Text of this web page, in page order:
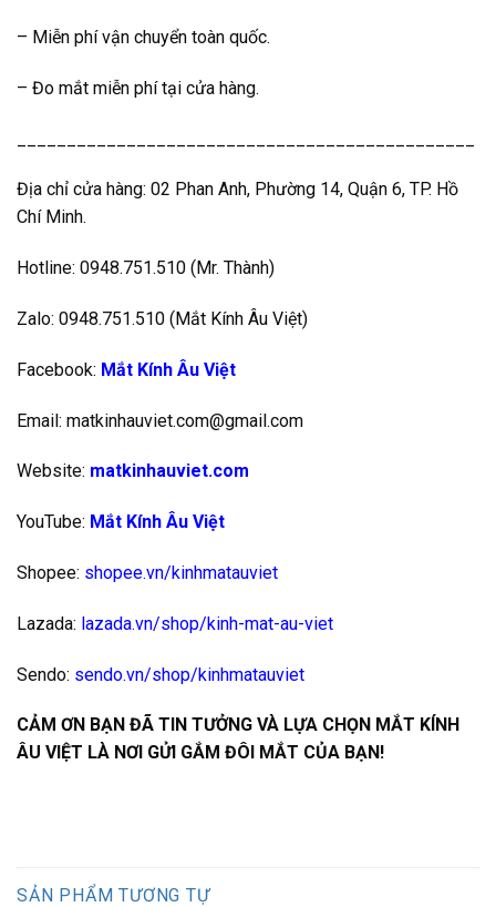
– Miễn phí vận chuyển toàn quốc.
– Đo mắt miễn phí tại cửa hàng.
Địa chỉ cửa hàng: 02 Phan Anh, Phường 14, Quận 6, TP. Hồ
Chí Minh.
Hotline: 0948.751.510 (Mr. Thành)
Zalo: 0948.751.510 (Mắt Kính Âu Việt)
Facebook: Mắt Kính Âu Việt
Email: matkinhauviet.com@gmail.com
Website: matkinhauviet.com
YouTube: Mắt Kính Âu Việt
Shopee: shopee.vn/kinhmatauviet
Lazada: lazada.vn/shop/kinh-mat-au-viet
Sendo: sendo.vn/shop/kinhmatauviet
CẢM ƠN BẠN ĐÃ TIN TƯỞNG VÀ LỰA CHỌN MẮT KÍNH
ÂU VIỆT LÀ NƠI GỬI GẮM ĐÔI MẮT CỦA BẠN!
SẢN PHẨM TƯƠNG TỰ